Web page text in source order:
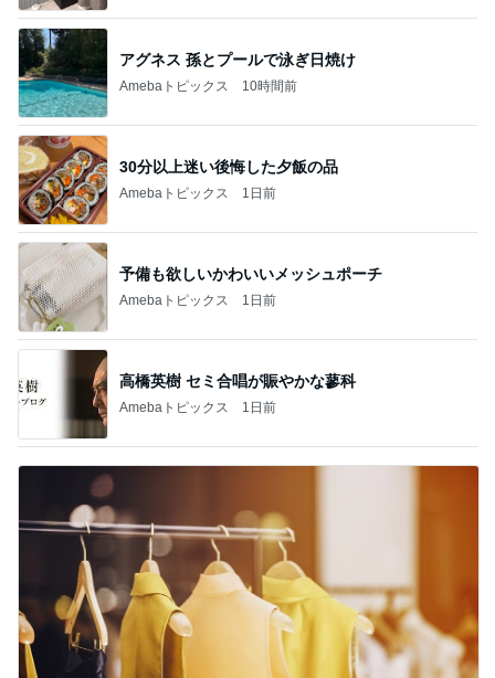
アグネス 孫とプールで泳ぎ日焼け
Amebaトピックス 10時間前
30分以上迷い後悔した夕飯の品
Amebaトピックス 1日前
予備も欲しいかわいいメッシュポーチ
Amebaトピックス 1日前
高橋英樹 セミ合唱が賑やかな蓼科
Amebaトピックス 1日前